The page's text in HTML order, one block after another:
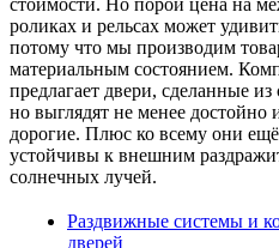
роликах и рельсах может
потому что мы производим
материальным состоянием.
предлагает двери, сделанные
но выглядят не менее достойно
дорогие. Плюс ко всему они
устойчивы к внешним
солнечных лучей.
Раздвижные системы и
дверей